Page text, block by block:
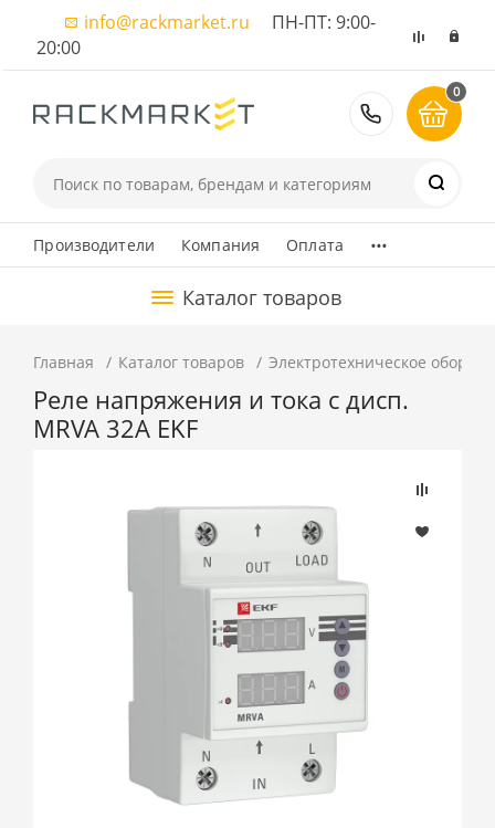
info@rackmarket.ru ПН-ПТ: 9:00-
20:00
8 (495)
0
Производители Компания Оплата ...
Каталог товаров
Главная Каталог товаров Электротехническое
Реле напряжения и тока с дисп.
MRVA 32A EKF